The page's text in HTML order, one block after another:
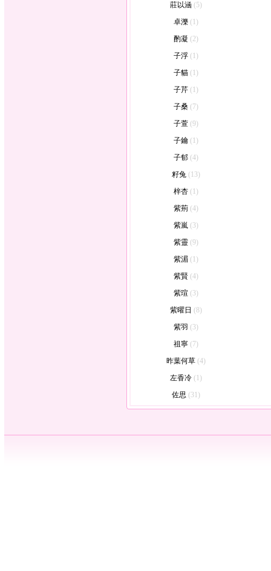
莊以涵 (5)
卓濼 (1)
酌凝 (2)
子浮 (1)
子貓 (1)
子芹 (1)
子桑 (7)
子萱 (9)
子鑰 (1)
子郁 (4)
籽兔 (13)
梓杏 (1)
紫荊 (4)
紫嵐 (3)
紫靈 (9)
紫湄 (1)
紫賢 (4)
紫瑄 (3)
紫曜日 (8)
紫羽 (3)
祖寧 (7)
昨葉何草 (4)
左香冷 (1)
佐思 (31)